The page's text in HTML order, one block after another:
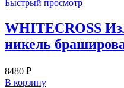
Быстрый просмотр
WHITECROSS
никель
8480 ₽
В корзину